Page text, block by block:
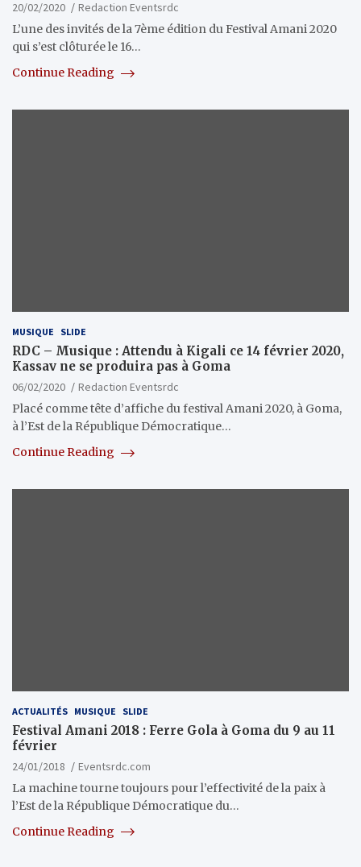
20/02/2020
Redaction Eventsrdc
L’une des invités de la 7ème édition du Festival Amani 2020
qui s’est clôturée le 16…
Continue Reading
MUSIQUE SLIDE
RDC – Musique : Attendu à Kigali ce 14 février 2020,
Kassav ne se produira pas à Goma
06/02/2020
Redaction Eventsrdc
Placé comme tête d’affiche du festival Amani 2020, à Goma,
à l’Est de la République Démocratique…
Continue Reading
ACTUALITÉS MUSIQUE SLIDE
Festival Amani 2018 : Ferre Gola à Goma du 9 au 11
février
24/01/2018
Eventsrdc.com
La machine tourne toujours pour l’effectivité de la paix à
l’Est de la République Démocratique du…
Continue Reading